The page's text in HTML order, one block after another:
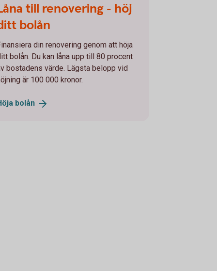
till renovering - höj
bolån
din renovering genom att höja
bolån. Du kan låna upp till 80 procent
bostadens värde. Lägsta belopp vid
är 100 000 kronor.
bolån